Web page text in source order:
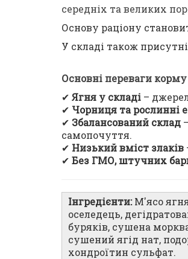
середніх та великих
Основу раціону
У складі також
Основні переваги
✔ Ягня у складі –
✔ Чорниця та рослинні
✔ Збалансований склад
самопочуття.
✔ Низький вміст злаків
✔ Без ГМО, штучних
Інгредієнти:М'ясо
оселедець,
буряків, сушена
сушений ягід нат,
хондроїтин сульфат.